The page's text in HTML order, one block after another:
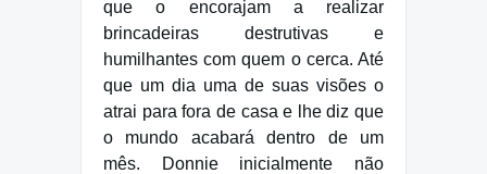
que o encorajam a realizar
brincadeiras destrutivas e
humilhantes com quem o cerca. Até
que um dia uma de suas visões o
atrai para fora de casa e lhe diz que
o mundo acabará dentro de um
mês. Donnie inicialmente não